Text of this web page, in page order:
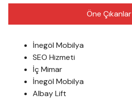
Öne Çıkanlar
İnegöl Mobilya
SEO Hizmeti
İç Mimar
İnegöl Mobilya
Albay Lift